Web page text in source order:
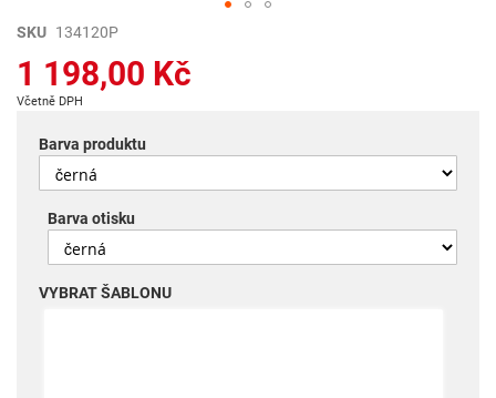
Přeskočit
začátek
galerie
obrázky
SKU 134120P
1 198,00 Kč
Včetně DPH
Barva produktu
Barva otisku
VYBRAT ŠABLONU